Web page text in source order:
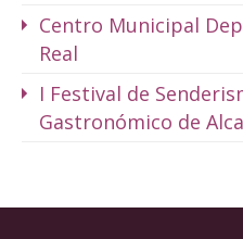
Centro Municipal
Real
I Festival de
Gastronómico de